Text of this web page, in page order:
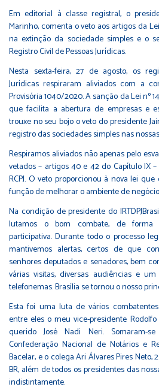
Em editorial à classe registral, o
Marinho, comenta o veto aos artigos da
na extinção da sociedade simples e o
Registro Civil de Pessoas Jurídicas.
Nesta sexta-feira, 27 de agosto, os
Jurídicas respiraram aliviados com a
Provisória 1040/2020. A sanção da Lei nº
que facilita a abertura de empresas e
trouxe no seu bojo o veto do presidente
registro das sociedades simples nas
Respiramos aliviados não apenas pelo
vetados – artigos 40 e 42 do Capítulo IX
RCPJ. O veto proporcionou à nova lei
função de melhorar o ambiente de
Na condição de presidente do
lutamos o bom combate, de forma
participativa. Durante todo o processo
mantivemos alertas, certos de que
senhores deputados e senadores, bem
várias visitas, diversas audiências e
telefonemas. Brasília se tornou o nosso
Esta foi uma luta de vários
entre eles o meu vice-presidente
querido José Nadi Neri.
Confederação Nacional de Notários e
Bacelar, e o colega Ari Álvares Pires Neto,
BR, além de todos os presidentes das
indistintamente.